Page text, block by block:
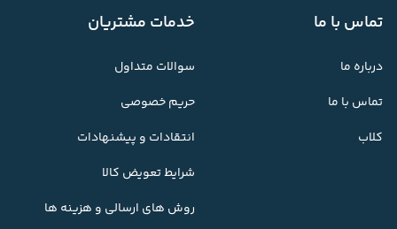
تماس با ما
درباره ما
تماس با ما
کلاب
خدمات مشتریان
سوالات متداول
حریم خصوصی
انتقادات و پیشنهادات
شرایط تعویض کالا
روش های ارسالی و هزینه ها